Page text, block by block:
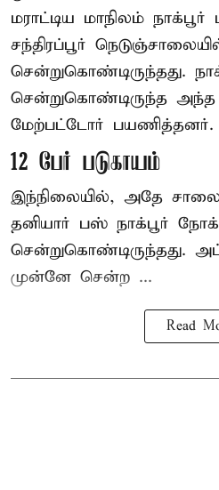
மராட்டிய மாநிலம் நாக்பூர்
சந்திரப்பூர்
சென்றுகொண்டிருந்தது.
சென்றுகொண்டிருந்த அந்த
மேற்பட்டோர் பயணித்தனர்.
12 பேர் படுகாயம்
இந்நிலையில், அதே
தனியார் பஸ் நாக்பூர்
சென்றுகொண்டிருந்தது.
முன்னே சென்ற ...
Read